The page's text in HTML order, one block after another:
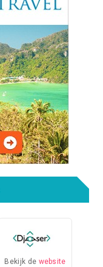
Bekijk de website